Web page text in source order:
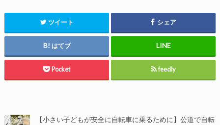
ツイート シェア
はてブ
Pocket feedly
【小さい子どもが安全に自転車に乗るために】公道で自転